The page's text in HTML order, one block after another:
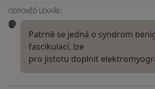
ODPOVĚĎ LÉKAŘE:
Patrně se jedná o syndrom
fascikulací, lze
pro jistotu doplnit